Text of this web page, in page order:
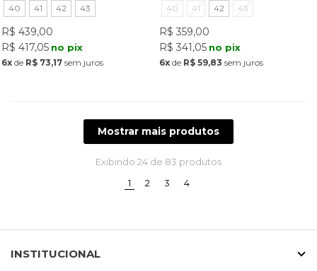
40 41 42 43
R$ 439,00
R$ 417,05 no pix
6xde R$ 73,17sem juros
40 41 42 43
R$ 359,00
R$ 341,05 no pix
6x de R$ 59,83 sem juros
Mostrar mais produtos
Exibindo 24 de 83 produtos
1(current)
2 3 4
INSTITUCIONAL